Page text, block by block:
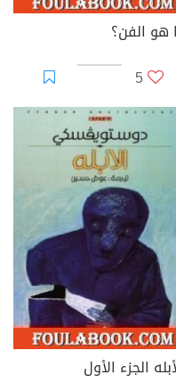
هو الفن؟
5
الجزء الأول